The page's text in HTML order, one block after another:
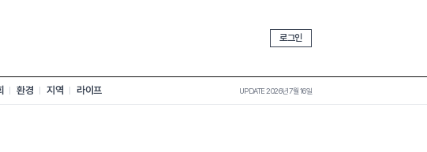
로그인
환경 지역 라이프 UPDATE 2026년 7월 16일